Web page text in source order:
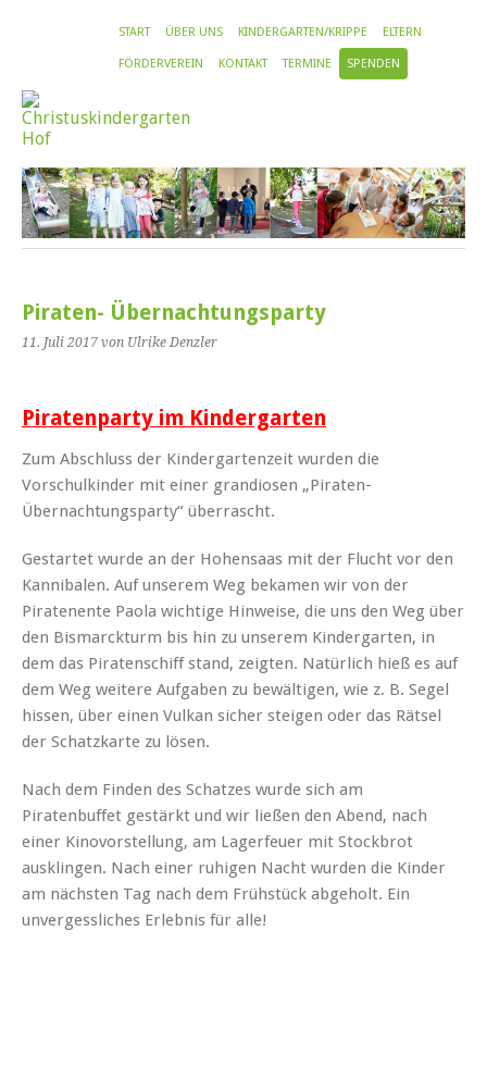
START ÜBER UNS KINDERGARTEN/KRIPPE ELTERN
FÖRDERVEREIN KONTAKT TERMINE SPENDEN
Piraten- Übernachtungsparty
11. Juli 2017 von Ulrike Denzler
Piratenparty im Kindergarten
Zum Abschluss der Kindergartenzeit wurden die
Vorschulkinder mit einer grandiosen „Piraten-
Übernachtungsparty“ überrascht.
Gestartet wurde an der Hohensaas mit der Flucht vor den
Kannibalen. Auf unserem Weg bekamen wir von der
Piratenente Paola wichtige Hinweise, die uns den Weg über
den Bismarckturm bis hin zu unserem Kindergarten, in
dem das Piratenschiff stand, zeigten. Natürlich hieß es auf
dem Weg weitere Aufgaben zu bewältigen, wie z. B. Segel
hissen, über einen Vulkan sicher steigen oder das Rätsel
der Schatzkarte zu lösen.
Nach dem Finden des Schatzes wurde sich am
Piratenbuffet gestärkt und wir ließen den Abend, nach
einer Kinovorstellung, am Lagerfeuer mit Stockbrot
ausklingen. Nach einer ruhigen Nacht wurden die Kinder
am nächsten Tag nach dem Frühstück abgeholt. Ein
unvergessliches Erlebnis für alle!